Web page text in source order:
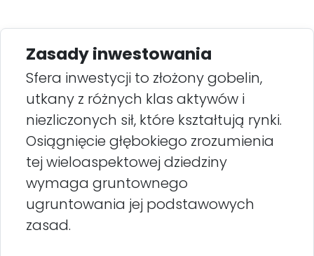
Zasady inwestowania
Sfera inwestycji to złożony gobelin,
utkany z różnych klas aktywów i
niezliczonych sił, które kształtują rynki.
Osiągnięcie głębokiego zrozumienia
tej wieloaspektowej dziedziny
wymaga gruntownego
ugruntowania jej podstawowych
zasad.